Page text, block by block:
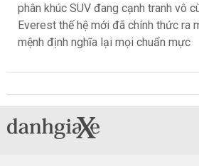
phân khúc SUV đang cạnh tranh vô
Everest thế hệ mới đã chính thức ra
mệnh định nghĩa lại mọi chuẩn mực